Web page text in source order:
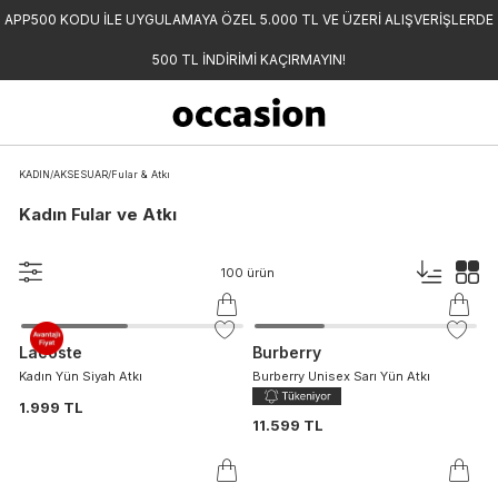
APP500 KODU İLE UYGULAMAYA ÖZEL 5.000 TL VE ÜZERİ ALIŞVERİŞLERDE
500 TL İNDİRİMİ KAÇIRMAYIN!
KADIN/AKSESUAR/Fular & Atkı
Kadın Fular ve Atkı
100 ürün
Lacoste
Kadın Yün Siyah Atkı
1.999 TL
Burberry
Burberry Unisex Sarı Yün Atkı
11.599 TL